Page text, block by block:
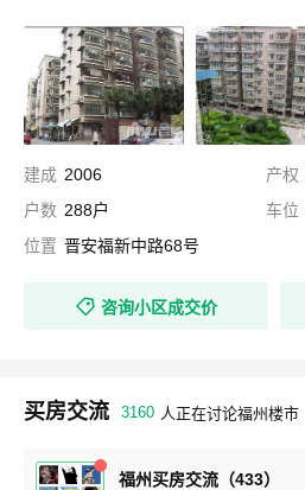
建成 2006 产权
户数 288户 车位
位置 晋安福新中路68号
咨询小区成交价
买房交流 3160 人正在讨论福州楼市
福州买房交流（433）